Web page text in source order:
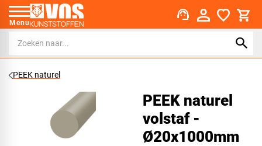
Menu support_agent
PEEK naturel
PEEK naturel
volstaf -
Ø20x1000mm